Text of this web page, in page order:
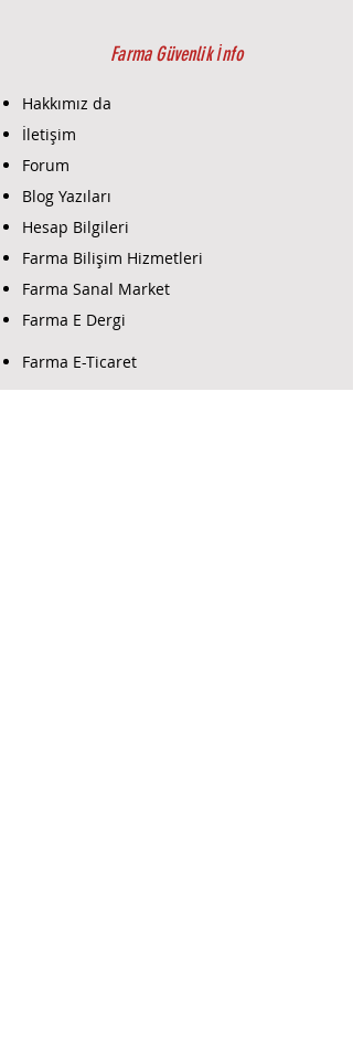
Farma Güvenlik İnfo
Hakkımız da
İletişim
Forum
Blog Yazıları
Hesap Bilgileri
Farma Bilişim Hizmetleri
Farma Sanal Market
Farma E Dergi
Farma E-Ticaret